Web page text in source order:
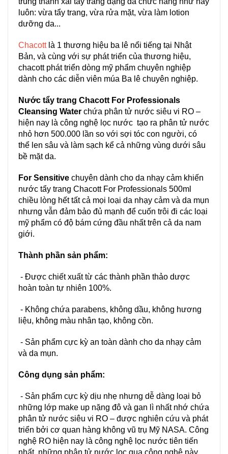
luôn: vừa tẩy trang, vừa rửa mặt, vừa làm lotion
dưỡng da...
Chacottlà 1 thương hiệu ba lê nổi tiếng tại Nhật
Bản, và cùng với sự phát triển của thương hiệu,
chacott phát triển dòng mỹ phẩm chuyên nghiệp
dành cho các diễn viên múa Ba lê chuyên nghiệp.
Nước tẩy trang Chacott For Professionals
Cleansing Water chứa phân tử nước siêu vi RO –
hiện nay là công nghệ lọc nước tạo ra phân tử nước
nhỏ hơn 500.000 lần so với sợi tóc con người, có
thể len sâu và làm sạch kể cả những vùng dưới sâu
bề mặt da.
For Sensitive chuyên dành cho da nhạy cảm khiến
nước tẩy trang Chacott For Professionals 500ml
chiều lòng hết tất cả mọi loại da nhạy cảm và da mụn
nhưng vẫn đảm bảo đủ mạnh để cuốn trôi đi các loại
mỹ phẩm có độ bám cứng đầu nhất trên cả da nam
giới.
Thành phần sản phẩm:
- Được chiết xuất từ các thành phần thảo dược
hoàn toàn tự nhiên 100%.
- Không chứa parabens, không dầu, không hương
liệu, không màu nhân tạo, không cồn.
- Sản phẩm cực kỳ an toàn dành cho da nhạy cảm
và da mụn.
Công dụng sản phẩm:
- Sản phẩm cực kỳ dịu nhẹ nhưng dễ dàng loại bỏ
những lớp make up nặng đô và gan lì nhất nhớ chứa
phân tử nước siêu vi RO – được nghiên cứu và phát
triển bởi cơ quan hàng không vũ trụ Mỹ NASA. Công
nghệ RO hiện nay là công nghệ lọc nước tiên tiến
nhất, những phân tử nước lọc qua công nghệ này